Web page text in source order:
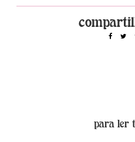
para ler